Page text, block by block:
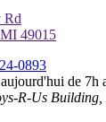
Rd
49015
0893
de 7h
R-Us